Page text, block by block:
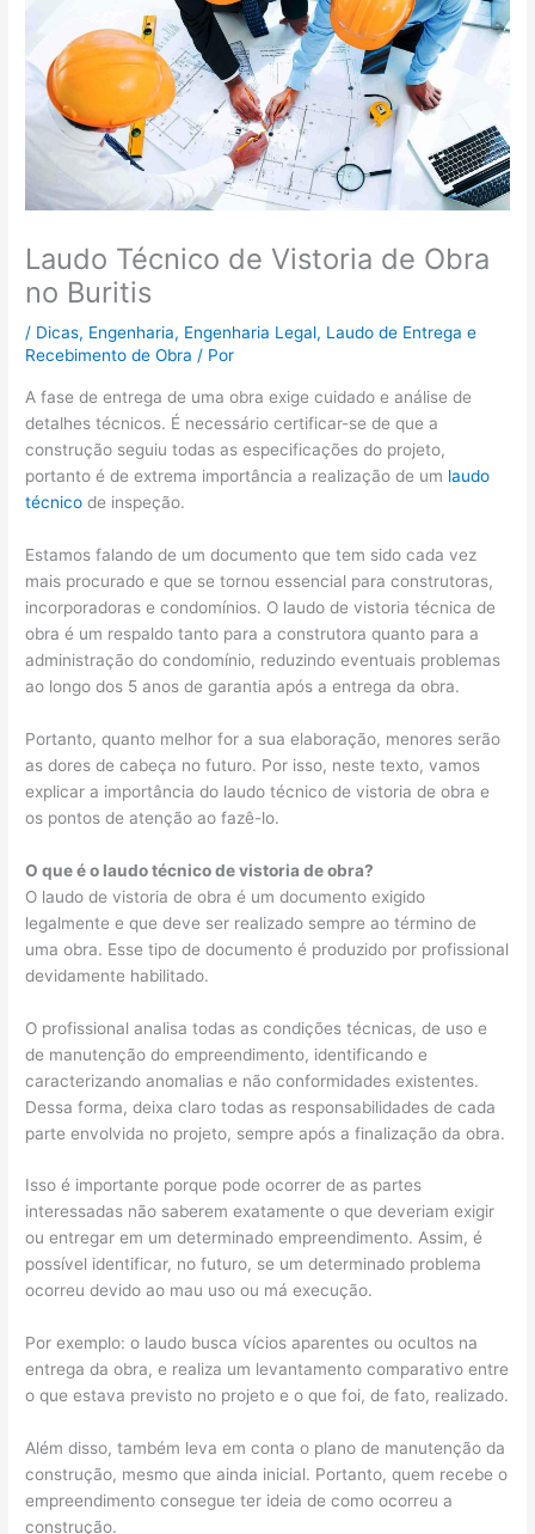
Laudo Técnico de Vistoria de Obra
no Buritis
/ Dicas, Engenharia, Engenharia Legal, Laudo de Entrega e
Recebimento de Obra / Por
A fase de entrega de uma obra exige cuidado e análise de
detalhes técnicos. É necessário certificar-se de que a
construção seguiu todas as especificações do projeto,
portanto é de extrema importância a realização de um laudo
técnico de inspeção.
Estamos falando de um documento que tem sido cada vez
mais procurado e que se tornou essencial para construtoras,
incorporadoras e condomínios. O laudo de vistoria técnica de
obra é um respaldo tanto para a construtora quanto para a
administração do condomínio, reduzindo eventuais problemas
ao longo dos 5 anos de garantia após a entrega da obra.
Portanto, quanto melhor for a sua elaboração, menores serão
as dores de cabeça no futuro. Por isso, neste texto, vamos
explicar a importância do laudo técnico de vistoria de obra e
os pontos de atenção ao fazê-lo.
O que é o laudo técnico de vistoria de obra?
O laudo de vistoria de obra é um documento exigido
legalmente e que deve ser realizado sempre ao término de
uma obra. Esse tipo de documento é produzido por profissional
devidamente habilitado.
O profissional analisa todas as condições técnicas, de uso e
de manutenção do empreendimento, identificando e
caracterizando anomalias e não conformidades existentes.
Dessa forma, deixa claro todas as responsabilidades de cada
parte envolvida no projeto, sempre após a finalização da obra.
Isso é importante porque pode ocorrer de as partes
interessadas não saberem exatamente o que deveriam exigir
ou entregar em um determinado empreendimento. Assim, é
possível identificar, no futuro, se um determinado problema
ocorreu devido ao mau uso ou má execução.
Por exemplo: o laudo busca vícios aparentes ou ocultos na
entrega da obra, e realiza um levantamento comparativo entre
o que estava previsto no projeto e o que foi, de fato, realizado.
Além disso, também leva em conta o plano de manutenção da
construção, mesmo que ainda inicial. Portanto, quem recebe o
empreendimento consegue ter ideia de como ocorreu a
construção.